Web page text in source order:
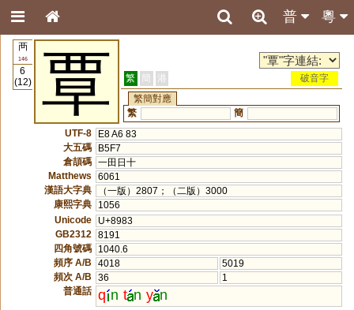
粵
普
襾
146
6
(12)
覃 繁 簡 港
破音字
繁簡對應
繁
簡
UTF-8
E8 A6 83
大五碼
B5F7
倉頡碼 一田日十
Matthews
6061
漢語大字典
（一版）2807；（二版）3000
康熙字典
1056
Unicode
U+8983
GB2312
8191
四角號碼
1040.6
頻序 A/B
4018
5019
頻次 A/B
36
1
普通話 q n t n y n